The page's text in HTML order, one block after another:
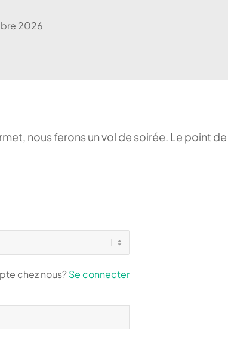
2026
nous ferons un vol de soirée. Le point
chez nous?Se connecter